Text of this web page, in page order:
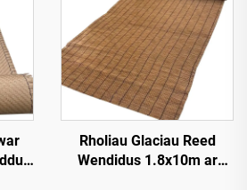
Rholiau Glaciau Reed
Wendidus 1.8x10m ar